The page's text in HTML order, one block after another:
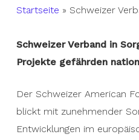
Startseite » Schweizer
Schweizer Verband in
Projekte gefährden
Der Schweizer American
blickt mit zunehmender
Entwicklungen im